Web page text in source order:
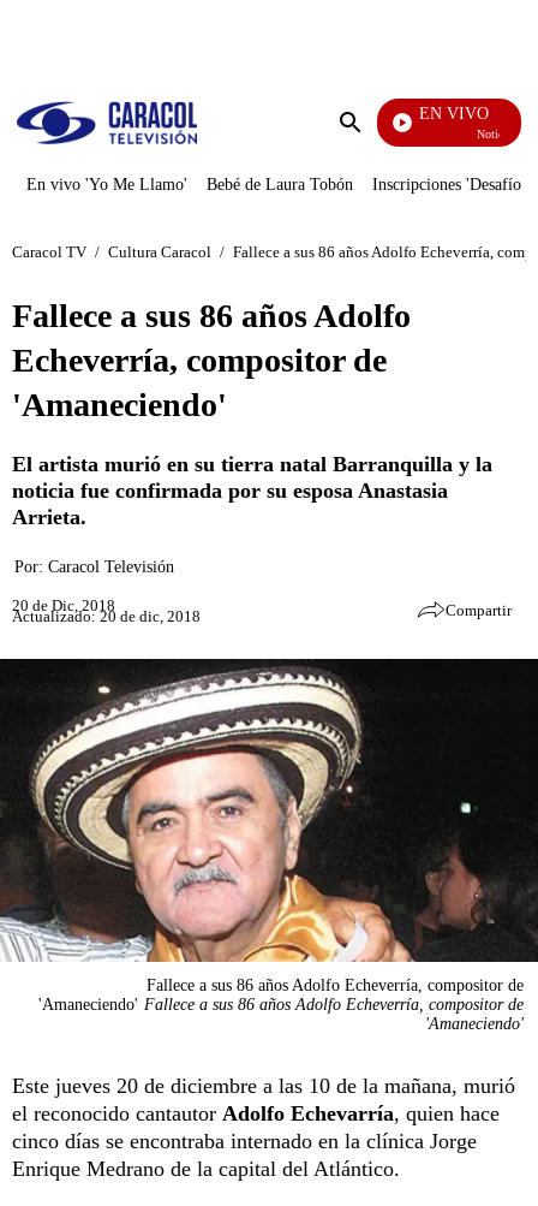
Enviar
EN VIVO
Noticias
En vivo 'Yo Me Llamo' Bebé de Laura Tobón Inscripciones 'Desafío'
Caracol TV / Cultura Caracol / Fallece a sus 86 años Adolfo Echeverría,
Fallece a sus 86 años Adolfo
Echeverría, compositor de
'Amaneciendo'
El artista murió en su tierra natal Barranquilla y la
noticia fue confirmada por su esposa Anastasia
Arrieta.
Por: Caracol Televisión
20 de Dic, 2018
Actualizado: 20 de dic, 2018 Compartir
Fallece a sus 86 años Adolfo Echeverría, compositor de
'Amaneciendo' Fallece a sus 86 años Adolfo Echeverría, compositor de
'Amaneciendo'
Este jueves 20 de diciembre a las 10 de la mañana, murió
el reconocido cantautor Adolfo Echevarría, quien hace
cinco días se encontraba internado en la clínica Jorge
Enrique Medrano de la capital del Atlántico.